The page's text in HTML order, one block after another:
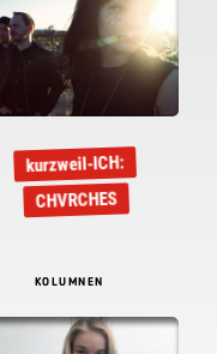
kurzweil-ICH:
CHVRCHES
KOLUMNEN